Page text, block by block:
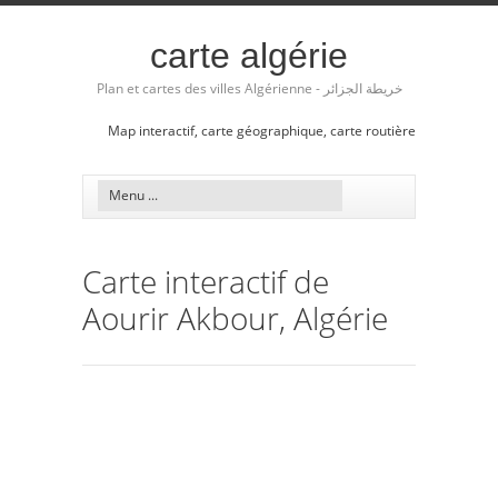
carte algérie
Plan et cartes des villes Algérienne - خريطة الجزائر
Map interactif, carte géographique, carte routière
Carte interactif de
Aourir Akbour, Algérie